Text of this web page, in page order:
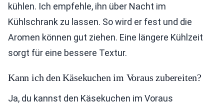
kühlen. Ich empfehle, ihn über Nacht im
Kühlschrank zu lassen. So wird er fest und die
Aromen können gut ziehen. Eine längere Kühlzeit
sorgt für eine bessere Textur.
Kann ich den Käsekuchen im Voraus zubereiten?
Ja, du kannst den Käsekuchen im Voraus